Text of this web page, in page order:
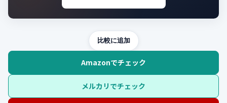
比較に追加
Amazonでチェック
メルカリでチェック